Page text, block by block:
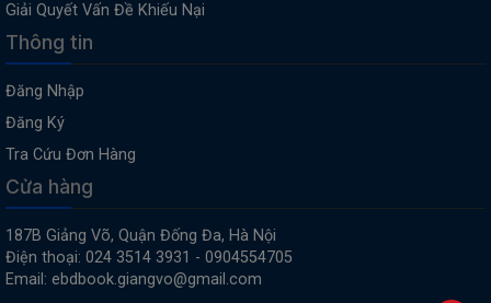
Giải Quyết Vấn Đề Khiếu Nại
Thông tin
Đăng Nhập
Đăng Ký
Tra Cứu Đơn Hàng
Cửa hàng
187B Giảng Võ, Quận Đống Đa, Hà Nội
Điện thoại: 024 3514 3931 - 0904554705
Email: ebdbook.giangvo@gmail.com